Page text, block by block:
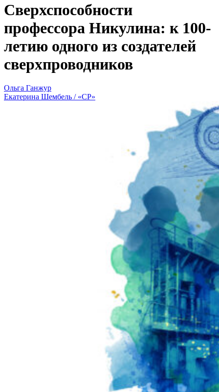
Сверхспособности
профессора Никулина: к 100-
летию одного из создателей
сверхпроводников
Ольга Ганжур
Екатерина Шембель / «СР»